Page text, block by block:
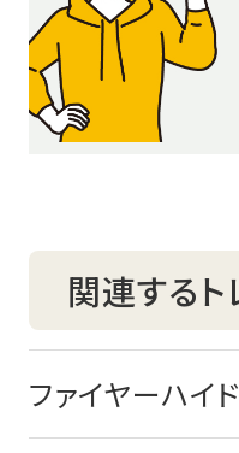
関連する
ファイヤーハイ